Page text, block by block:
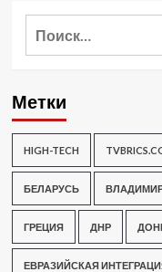
Метки
HIGH-TECH
БЕЛАРУСЬ
ГРЕЦИЯ ДНР
ЕВРАЗИЙСКАЯ